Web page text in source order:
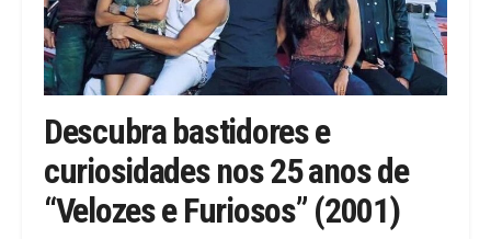
Descubra bastidores e
curiosidades nos 25 anos de
“Velozes e Furiosos” (2001)